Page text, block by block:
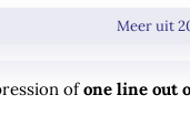
Meer uit
ofone line out